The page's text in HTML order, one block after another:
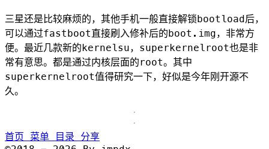
三星还是比较麻烦的，其他手机一般直接解锁bootload后，
可以通过fastboot直接刷入修补后的boot.img，非常方
便。最近几款新的kernelsu，superkernelroot也是非
常有意思。都是通过内核层面的root。其中
superkernelroot值得研究一下，好似是今年刚开源不
久。
首页 菜单 目录 分享